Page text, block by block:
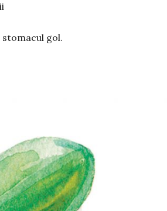
sto­ma­cul gol.